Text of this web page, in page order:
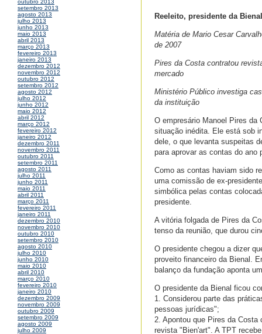
outubro 2013
setembro 2013
agosto 2013
julho 2013
junho 2013
maio 2013
abril 2013
março 2013
fevereiro 2013
janeiro 2013
dezembro 2012
novembro 2012
outubro 2012
setembro 2012
agosto 2012
julho 2012
junho 2012
maio 2012
abril 2012
março 2012
fevereiro 2012
janeiro 2012
dezembro 2011
novembro 2011
outubro 2011
setembro 2011
agosto 2011
julho 2011
junho 2011
maio 2011
abril 2011
março 2011
fevereiro 2011
janeiro 2011
dezembro 2010
novembro 2010
outubro 2010
setembro 2010
agosto 2010
julho 2010
junho 2010
maio 2010
abril 2010
março 2010
fevereiro 2010
janeiro 2010
dezembro 2009
novembro 2009
outubro 2009
setembro 2009
agosto 2009
julho 2009
Reeleito, presidente da
Matéria de Mario Cesar
de 2007
Pires da Costa contratou
mercado
Ministério Público investiga
da instituição
O empresário Manoel Pires da
situação inédita. Ele está sob
dele, o que levanta suspeitas
para aprovar as contas do ano
Como as contas haviam sido
uma comissão de ex-
simbólica pelas contas
presidente.
A vitória folgada de Pires da
tenso da reunião, que durou
O presidente chegou a dizer
proveito financeiro da Bienal.
balanço da fundação aponta
O presidente da Bienal ficou
1. Considerou parte das
pessoas jurídicas";
2. Apontou que Pires da Costa
revista "Bien'art". A TPT